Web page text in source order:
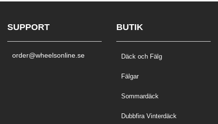
SUPPORT
order@wheelsonline.se
BUTIK
Däck och Fälg
Fälgar
Sommardäck
Dubbfira Vinterdäck